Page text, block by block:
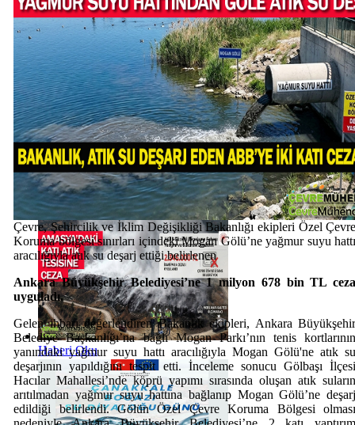
Haberi Oku
Haberi Oku
Haberi Oku
Çevre, Şehircilik ve İklim Değişikliği Bakanlığı ekipleri Özel
Koruma bölgesi sınırları içindeki Mogan Gölü’ne yağmur suyu
aracılığıyla atık su deşarj ettiği belirlenen
Ankara Büyükşehir Belediyesi’ne 1 milyon 678 bin TL
uyguladı.
Gelen ihbarı değerlendiren Bakanlık ekipleri, Ankara
Belediye Başkanlığı’na bağlı Mogan Parkı’nın tenis
yanındaki yağmur suyu hattı aracılığıyla Mogan Gölü'ne atık
deşarjının yapıldığını tespit etti. İnceleme sonucu Gölbaşı
Hacılar Mahallesi’nde köprü yapımı sırasında oluşan atık
arıtılmadan yağmur suyu hattına bağlanıp Mogan Gölü’ne
edildiği belirlendi. Gölün Özel Çevre Koruma Bölgesi